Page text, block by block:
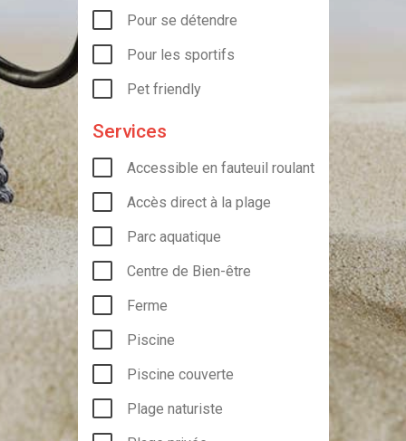
Pour se détendre
Pour les sportifs
Pet friendly
Services
Accessible en fauteuil roulant
Accès direct à la plage
Parc aquatique
Centre de Bien-être
Ferme
Piscine
Piscine couverte
Plage naturiste